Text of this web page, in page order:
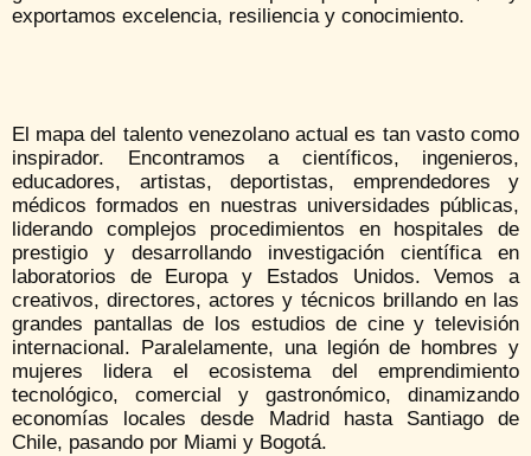
exportamos excelencia, resiliencia y conocimiento.
El mapa del talento venezolano actual es tan vasto como
inspirador. Encontramos a científicos, ingenieros,
educadores, artistas, deportistas, emprendedores y
médicos formados en nuestras universidades públicas,
liderando complejos procedimientos en hospitales de
prestigio y desarrollando investigación científica en
laboratorios de Europa y Estados Unidos. Vemos a
creativos, directores, actores y técnicos brillando en las
grandes pantallas de los estudios de cine y televisión
internacional. Paralelamente, una legión de hombres y
mujeres lidera el ecosistema del emprendimiento
tecnológico, comercial y gastronómico, dinamizando
economías locales desde Madrid hasta Santiago de
Chile, pasando por Miami y Bogotá.